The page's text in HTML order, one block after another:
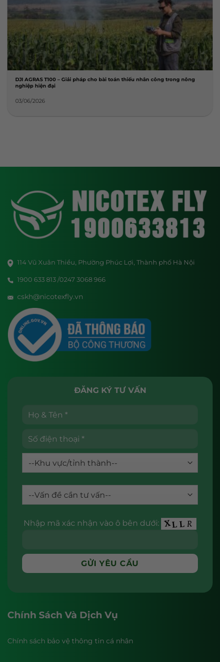
DJI AGRAS T100 – Giải pháp cho bài toán thiếu nhân công trong nông
nghiệp hiện đại
03/06/2026
114 Vũ Xuân Thiều, Phường Phúc Lợi, Thành phố Hà Nội
1900 633 813 /0247 3068 966
cskh@nicotexfly.vn
ĐĂNG KÝ TƯ VẤN
Nhập mã xác nhận vào ô bên dưới:
Chính Sách Và Dịch Vụ
Chính sách bảo vệ thông tin cá nhân